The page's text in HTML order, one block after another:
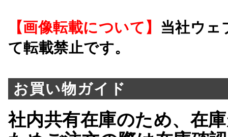
【画像転載について】 当社ウェ
て転載禁止です。
お買い物ガイド
社内共有在庫のため、在